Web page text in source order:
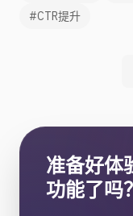
#CTR提升
准备好体
功能了吗？